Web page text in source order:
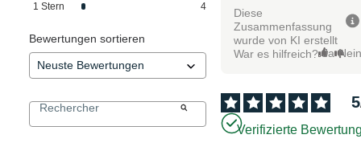
1 Stern 4
Bewertungen sortieren
Diese
Zusammenfassung
wurde von KI erstellt
War es hilfreich? Ja
5
Verifizierte